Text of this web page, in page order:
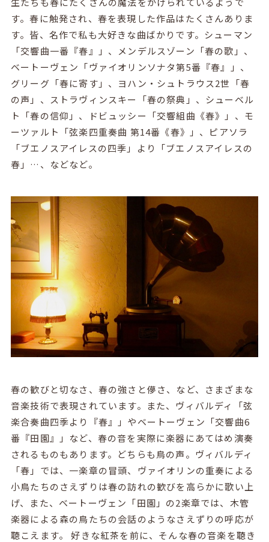
す。春に触発され、春を表現した作品はたくさんありま
す。皆、名作で私も大好きな曲ばかりです。シューマン
「交響曲一番『春』」、メンデルスゾーン「春の歌」、
ベートーヴェン「ヴァイオリンソナタ第5番『春』」、
グリーグ「春に寄す」、ヨハン・シュトラウス2世「春
の声」、ストラヴィンスキー「春の祭典」、シューベル
ト「春の信仰」、ドビュッシー「交響組曲《春》」、モ
ーツァルト「弦楽四重奏曲 第14番《春》」、ピアソラ
「ブエノスアイレスの四季」より「ブエノスアイレスの
春」…、などなど。
春の歓びと切なさ、春の強さと儚さ、など、さまざまな
音楽技術で表現されています。また、ヴィバルディ「弦
楽合奏曲四季より『春』」やベートーヴェン「交響曲6
番『田園』」など、春の音を実際に楽器にあてはめ演奏
されるものもあります。どちらも鳥の声。ヴィバルディ
「春」では、一楽章の冒頭、ヴァイオリンの重奏による
小鳥たちのさえずりは春の訪れの歓びを高らかに歌い上
げ、また、ベートーヴェン「田園」の2楽章では、木管
楽器による森の鳥たちの会話のようなさえずりの呼応が
聴こえます。 好きな紅茶を前に、そんな春の音楽を聴き